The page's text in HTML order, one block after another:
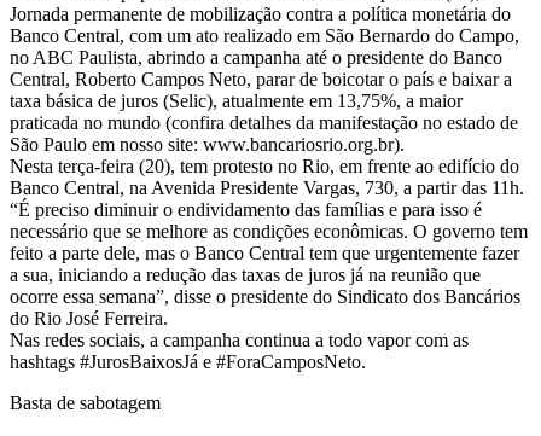
Jornada permanente de mobilização contra a política monetária do
Banco Central, com um ato realizado em São Bernardo do Campo,
no ABC Paulista, abrindo a campanha até o presidente do Banco
Central, Roberto Campos Neto, parar de boicotar o país e baixar a
taxa básica de juros (Selic), atualmente em 13,75%, a maior
praticada no mundo (confira detalhes da manifestação no estado de
São Paulo em nosso site: www.bancariosrio.org.br).
Nesta terça-feira (20), tem protesto no Rio, em frente ao edifício do
Banco Central, na Avenida Presidente Vargas, 730, a partir das 11h.
“É preciso diminuir o endividamento das famílias e para isso é
necessário que se melhore as condições econômicas. O governo tem
feito a parte dele, mas o Banco Central tem que urgentemente fazer
a sua, iniciando a redução das taxas de juros já na reunião que
ocorre essa semana”, disse o presidente do Sindicato dos Bancários
do Rio José Ferreira.
Nas redes sociais, a campanha continua a todo vapor com as
hashtags #JurosBaixosJá e #ForaCamposNeto.
Basta de sabotagem